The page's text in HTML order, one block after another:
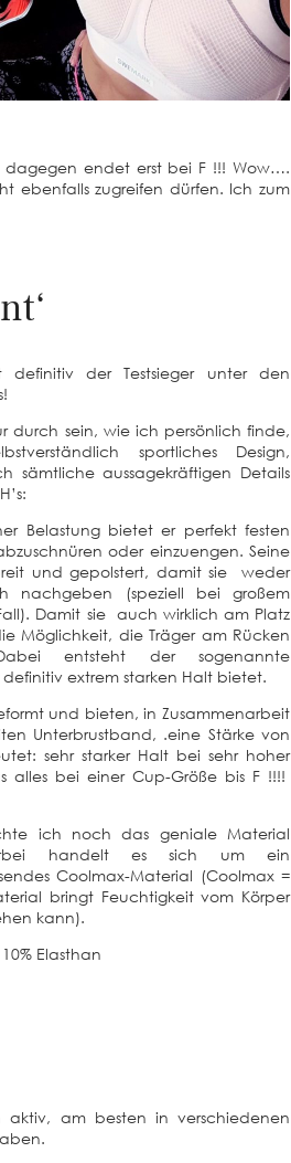
dagegen endet erst bei F !!! Wow….
ebenfalls zugreifen dürfen. Ich zum
definitiv der Testsieger unter den
durch sein, wie ich persönlich finde,
sportliches Design,
sämtliche aussagekräftigen Details
Belastung bietet er perfekt festen
oder einzuengen. Seine
und gepolstert, damit sie weder
nachgeben (speziell bei großem
Damit sie auch wirklich am Platz
Möglichkeit, die Träger am Rücken
entsteht der sogenannte
definitiv extrem starken Halt bietet.
und bieten, in Zusammenarbeit
Unterbrustband, .eine Stärke von
sehr starker Halt bei sehr hoher
alles bei einer Cup-Größe bis F !!!!
ich noch das geniale Material
handelt es sich um ein
Coolmax-Material (Coolmax =
bringt Feuchtigkeit vom Körper
kann).
Elasthan
am besten in verschiedenen